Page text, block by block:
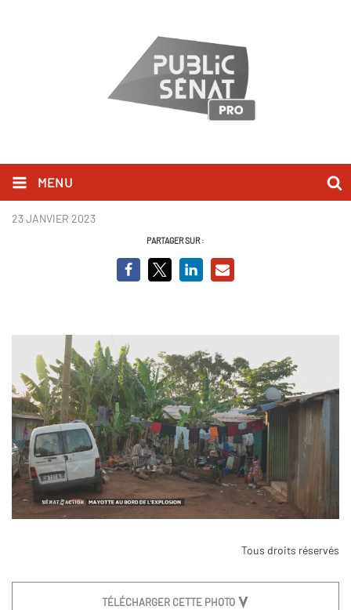
MENU
Sénat en action - Mayotte
23 JANVIER 2023
PARTAGER SUR :
Tous droits réservés
TÉLÉCHARGER CETTE PHOTO